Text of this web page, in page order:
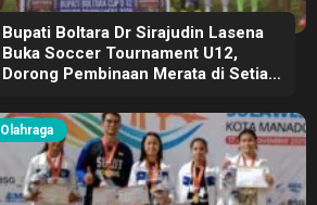
Bupati Boltara Dr Sirajudin Lasena
Buka Soccer Tournament U12,
Dorong Pembinaan Merata di Setiap
Olahraga